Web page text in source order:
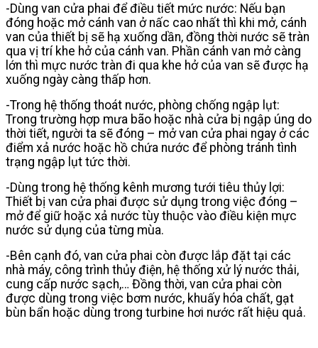
-Dùng van cửa phai để điều tiết mức nước: Nếu bạn
đóng hoặc mở cánh van ở nấc cao nhất thì khi mở, cánh
van của thiết bị sẽ hạ xuống dần, đồng thời nước sẽ tràn
qua vị trí khe hở của cánh van. Phần cánh van mở càng
lớn thì mực nước tràn đi qua khe hở của van sẽ được hạ
xuống ngày càng thấp hơn.
-Trong hệ thống thoát nước, phòng chống ngập lụt:
Trong trường hợp mưa bão hoặc nhà cửa bị ngập úng do
thời tiết, người ta sẽ đóng – mở van cửa phai ngay ở các
điểm xả nước hoặc hồ chứa nước để phòng tránh tình
trạng ngập lụt tức thời.
-Dùng trong hệ thống kênh mương tưới tiêu thủy lợi:
Thiết bị van cửa phai được sử dụng trong việc đóng –
mở để giữ hoặc xả nước tùy thuộc vào điều kiện mực
nước sử dụng của từng mùa.
-Bên cạnh đó, van cửa phai còn được lắp đặt tại các
nhà máy, công trình thủy điện, hệ thống xử lý nước thải,
cung cấp nước sạch,… Đồng thời, van cửa phai còn
được dùng trong việc bơm nước, khuấy hóa chất, gạt
bùn bẩn hoặc dùng trong turbine hơi nước rất hiệu quả.